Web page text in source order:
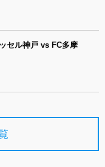
セル神戸 vs FC多摩